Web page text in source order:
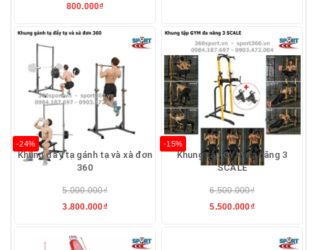
800.000₫
-24%
Khung đẩy tạ gánh tạ và xà đơn
360
5.000.000₫
3.800.000₫
-15%
Khung tập GYM đa năng 3
SCALE
6.500.000₫
5.500.000₫